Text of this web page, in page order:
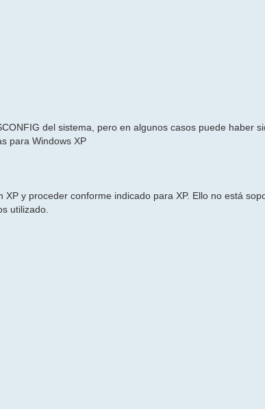
del sistema, pero en algunos casos puede haber
para Windows XP
y proceder conforme indicado para XP. Ello no está
utilizado.